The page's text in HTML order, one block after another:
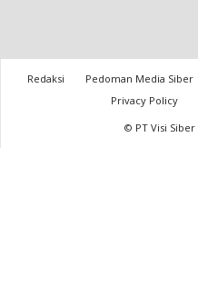
Redaksi Pedoman Media Siber
Privacy Policy
© PT Visi Siber